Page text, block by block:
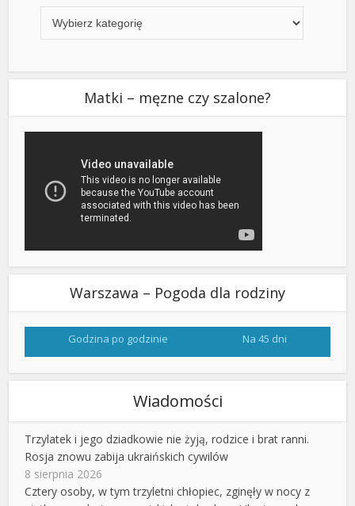
Matki – męzne czy szalone?
Warszawa – Pogoda dla rodziny
Godzina po godzinie Na 45 dni
Wiadomości
Trzylatek i jego dziadkowie nie żyją, rodzice i brat ranni.
Rosja znowu zabija ukraińskich cywilów
8 sierpnia 2026
Cztery osoby, w tym trzyletni chłopiec, zginęły w nocy z